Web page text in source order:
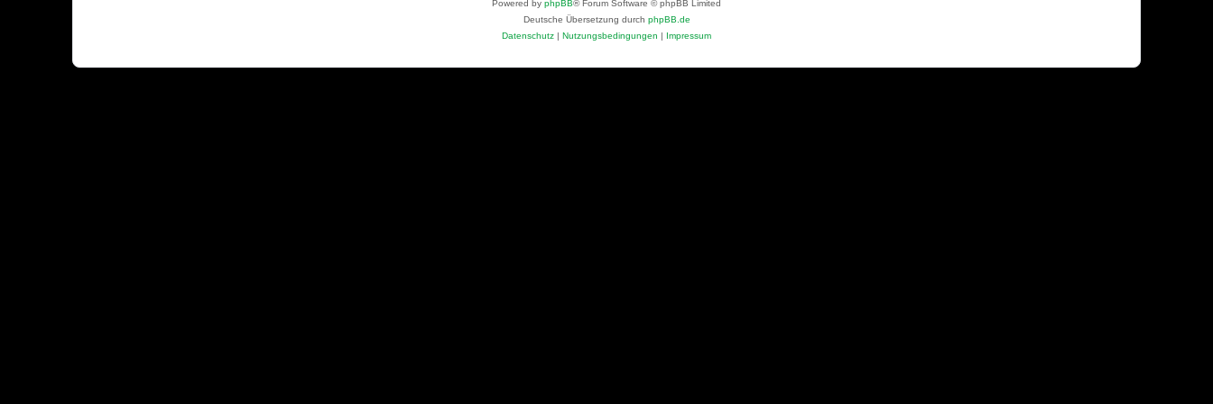
Powered by phpBB® Forum Software © phpBB Limited
Deutsche Übersetzung durch phpBB.de
Datenschutz | Nutzungsbedingungen | Impressum